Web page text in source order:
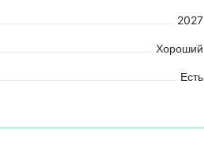
2027
Хороший
Есть